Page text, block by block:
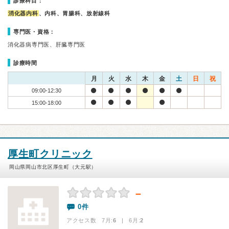
消化器内科 、内科、胃腸科、放射線科
専門医・資格：
消化器病専門医、肝臓専門医
診療時間
月 火 水 木 金 土 日 祝
09:00-12:30
15:00-18:00
厚生町クリニック
岡山県岡山市北区厚生町（大元駅）
－
0件
アクセス数 7月:6 | 6月:2